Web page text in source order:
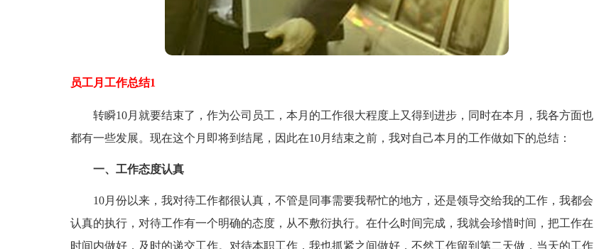
员工月工作总结1
转瞬10月就要结束了，作为公司员工，本月的工作很大程度上又得到进步，同时在本月，我各方面也
都有一些发展。现在这个月即将到结尾，因此在10月结束之前，我对自己本月的工作做如下的总结：
一、工作态度认真
10月份以来，我对待工作都很认真，不管是同事需要我帮忙的地方，还是领导交给我的工作，我都会
认真的执行，对待工作有一个明确的态度，从不敷衍执行。在什么时间完成，我就会珍惜时间，把工作在
时间内做好，及时的递交工作。对待本职工作，我也抓紧之间做好，不然工作留到第二天做，当天的工作